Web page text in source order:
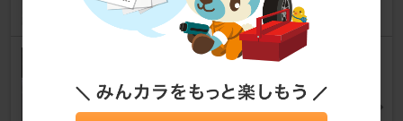
PIONEER / carrozzeria CDX-P
プリメーラ